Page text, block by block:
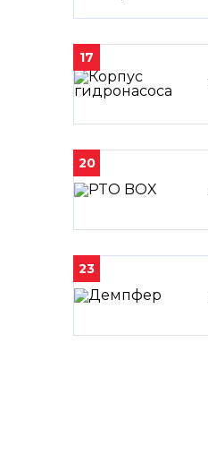
17
20
23